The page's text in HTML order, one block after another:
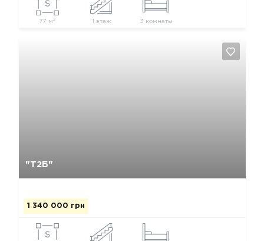
77 м 2 1 этаж 3 комнаты
"Т2Б"
1 340 000 грн